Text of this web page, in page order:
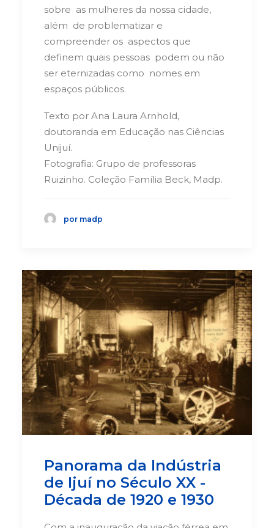
sobre as mulheres da nossa cidade,
além de problematizar e
compreender os aspectos que
definem quais pessoas podem ou não
ser eternizadas como nomes em
espaços públicos.
Texto por Ana Laura Arnhold,
doutoranda em Educação nas Ciências
Unijuí.
Fotografia: Grupo de professoras
Ruizinho. Coleção Família Beck, Madp.
por madp
Panorama da Indústria
de Ijuí no Século XX -
Década de 1920 e 1930